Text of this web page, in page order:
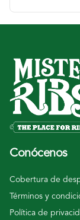
Conócenos
Cobertura de
Términos y
Política de